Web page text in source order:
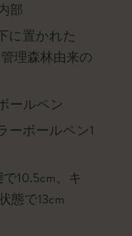
部
に置かれた
理森林由来の
ールペン
ーボールペン1
10.5cm、キ
態で13cm